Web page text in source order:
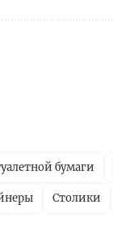
бумаги
Столики